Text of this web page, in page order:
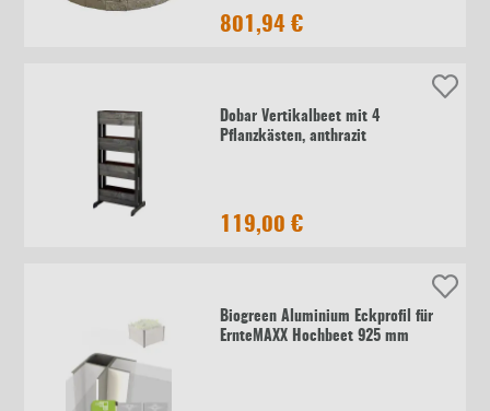
801,94 €
Dobar Vertikalbeet mit 4
Pflanzkästen, anthrazit
119,00 €
Biogreen Aluminium Eckprofil für
ErnteMAXX Hochbeet 925 mm